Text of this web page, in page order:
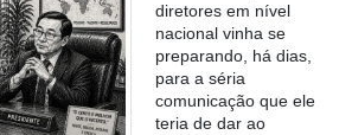
diretores em nível
nacional vinha se
preparando, há dias,
para a séria
comunicação que ele
teria de dar ao